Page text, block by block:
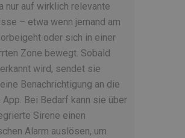
nur auf wirklich relevante
– etwa wenn jemand am
oder sich in einer
Zone bewegt. Sobald
wird, sendet sie
Benachrichtigung an die
App. Bei Bedarf kann sie über
Sirene einen
Alarm auslösen, um